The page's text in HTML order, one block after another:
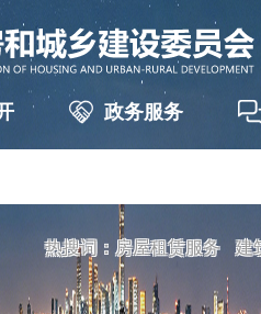
政务服务
热搜词： 房屋租赁服务 建